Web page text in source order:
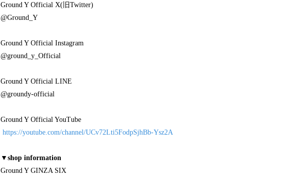
Ground Y Official X(旧Twitter)
@Ground_Y
Ground Y Official Instagram
@ground_y_Official
Ground Y Official LINE
@groundy-official
Ground Y Official YouTube
https://youtube.com/channel/UCv72Lti5FodpSjhBb-Ysz2A
▼shop information
Ground Y GINZA SIX